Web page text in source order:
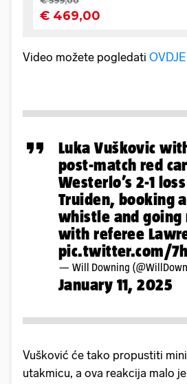
Video možete pogledati OVDJE
Luka Vuškovic
post-match red
Westerlo’s 2-1
Truiden, booking
whistle and going
with referee
pic.twitter.com/
— Will Downing
January 11, 2025
Vušković će tako propustiti
utakmicu, a ova reakcija malo